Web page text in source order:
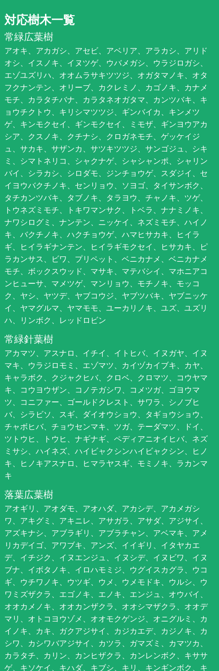
対応樹木一覧
常緑広葉樹
アオキ、アカガシ、アセビ、アベリア、アラカシ、アリド
オシ、イスノキ、イヌツゲ、ウバメガシ、ウラジロガシ、
エゾユズリハ、オオムラサキツツジ、オガタマノキ、オタ
フクナンテン、オリーブ、カクレミノ、カゴノキ、カナメ
モチ、カラタチバナ、カラタネオガタマ、カンツバキ、キ
ョウチクトウ、キリシマツツジ、ギンバイカ、キンメツ
ゲ、キンモクセイ、ギンモクセイ、ミモザ、ギンヨウアカ
シア、クスノキ、クチナシ、クロガネモチ、ゲッケイジ
ュ、サカキ、サザンカ、サツキツツジ、サンゴジュ、シキ
ミ、シマトネリコ、シャクナゲ、シャシャンポ、シャリン
バイ、シラカシ、シロダモ、ジンチョウゲ、スダジイ、セ
イヨウバクチノキ、センリョウ、ソヨゴ、タイサンボク、
タチカンツバキ、タブノキ、タラヨウ、チャノキ、ツゲ、
トウネズミモチ、トキワマンサク、トベラ、ナナミノキ、
ナワシログミ、ナンテン、ニッケイ、ネズミモチ、ハイノ
キ、バクチノキ、ハクチョウゲ、ハマヒサカキ、ヒイラ
ギ、ヒイラギナンテン、ヒイラギモクセイ、ヒサカキ、ピ
ラカンサス、ビワ、プリペット、ベニカナメ、ベニカナメ
モチ、ボックスウッド、マサキ、マテバシイ、マホニアコ
ンヒューサ、マメツゲ、マンリョウ、モチノキ、モッコ
ク、ヤシ、ヤツデ、ヤブコウジ、ヤブツバキ、ヤブニッケ
イ、ヤマグルマ、ヤマモモ、ユーカリノキ、ユズ、ユズリ
ハ、リンボク、レッドロビン
常緑針葉樹
アカマツ、アスナロ、イチイ、イトヒバ、イヌガヤ、イヌ
マキ、ウラジロモミ、エゾマツ、カイヅカイブキ、カヤ、
キャラボク、クジャクヒバ、クロベ、クロマツ、コウヤマ
キ、コウヨウザン、コノテガシワ、コメツガ、ゴヨウマ
ツ、コニファー、ゴールドクレスト、サワラ、シノブヒ
バ、シラビソ、スギ、ダイオウショウ、タギョウショウ、
チャボヒバ、チョウセンマキ、ツガ、テーダマツ、ドイ、
ツトウヒ、トウヒ、ナギナギ、ペディアニオイヒバ、ネズ
ミサシ、ハイネズ、ハイビャクシンハイビャクシン、ヒノ
キ、ヒノキアスナロ、ヒマラヤスギ、モミノキ、ラカンマ
キ
落葉広葉樹
アオギリ、アオダモ、アオハダ、アカシデ、アカメガシ
ワ、アキグミ、アキニレ、アサガラ、アサダ、アジサイ、
アズキナシ、アブラギリ、アブラチャン、アベマキ、アメ
リカデイゴ、アワブキ、アンズ、イイギリ、イタヤカエ
デ、イチジク、イヌエンジュ、イヌシデ、イヌビワ、イヌ
ブナ、イボタノキ、イロハモミジ、ウグイスカグラ、ウコ
ギ、ウチワノキ、ウツギ、ウメ、ウメモドキ、ウルシ、ウ
ワミズザクラ、エゴノキ、エノキ、エンジュ、オウバイ、
オオカメノキ、オオカンザクラ、オオシマザクラ、オオデ
マリ、オトコヨウゾメ、オオモクゲンジ、オニグルミ、カ
イノキ、カキ、ガクアジサイ、カジカエデ、カジノキ、カ
シワ、カシワバアジサイ、カツラ、ガマズミ、カマツカ、
カラタチ、カリン、カンヒザクラ、カンレンボク、キササ
ゲ、キソケイ、キハダ、キブシ、キリ、キンギンボク、キ